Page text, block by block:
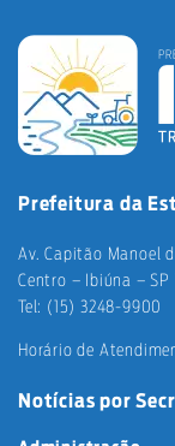
Prefeitura da
Av. Capitão Manoel
Centro – Ibiúna – SP
Tel: (15) 3248-9900
Horário de
Notícias por